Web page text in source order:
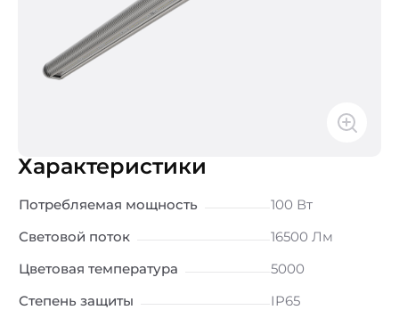
Характеристики
Потребляемая мощность
100 Вт
Световой поток
16500 Лм
Цветовая температура
5000
Степень защиты
IP65